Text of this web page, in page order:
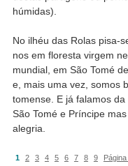
húmidas).
No ilhéu das Rolas pisa-
nos em floresta virgem
mundial, em São Tomé
e, mais uma vez, somos
tomense. E já falamos
São Tomé e Príncipe
alegria.
1 2 3 4 5 6 7 8 9